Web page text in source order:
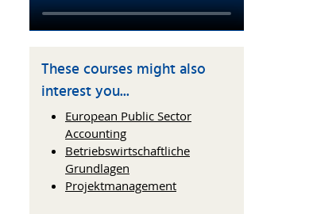
These courses might also
interest you...
European Public Sector
Accounting
Betriebswirtschaftliche
Grundlagen
Projektmanagement